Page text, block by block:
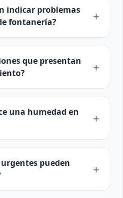
indicar problemas
fontanería?
que presentan
una humedad en
pueden